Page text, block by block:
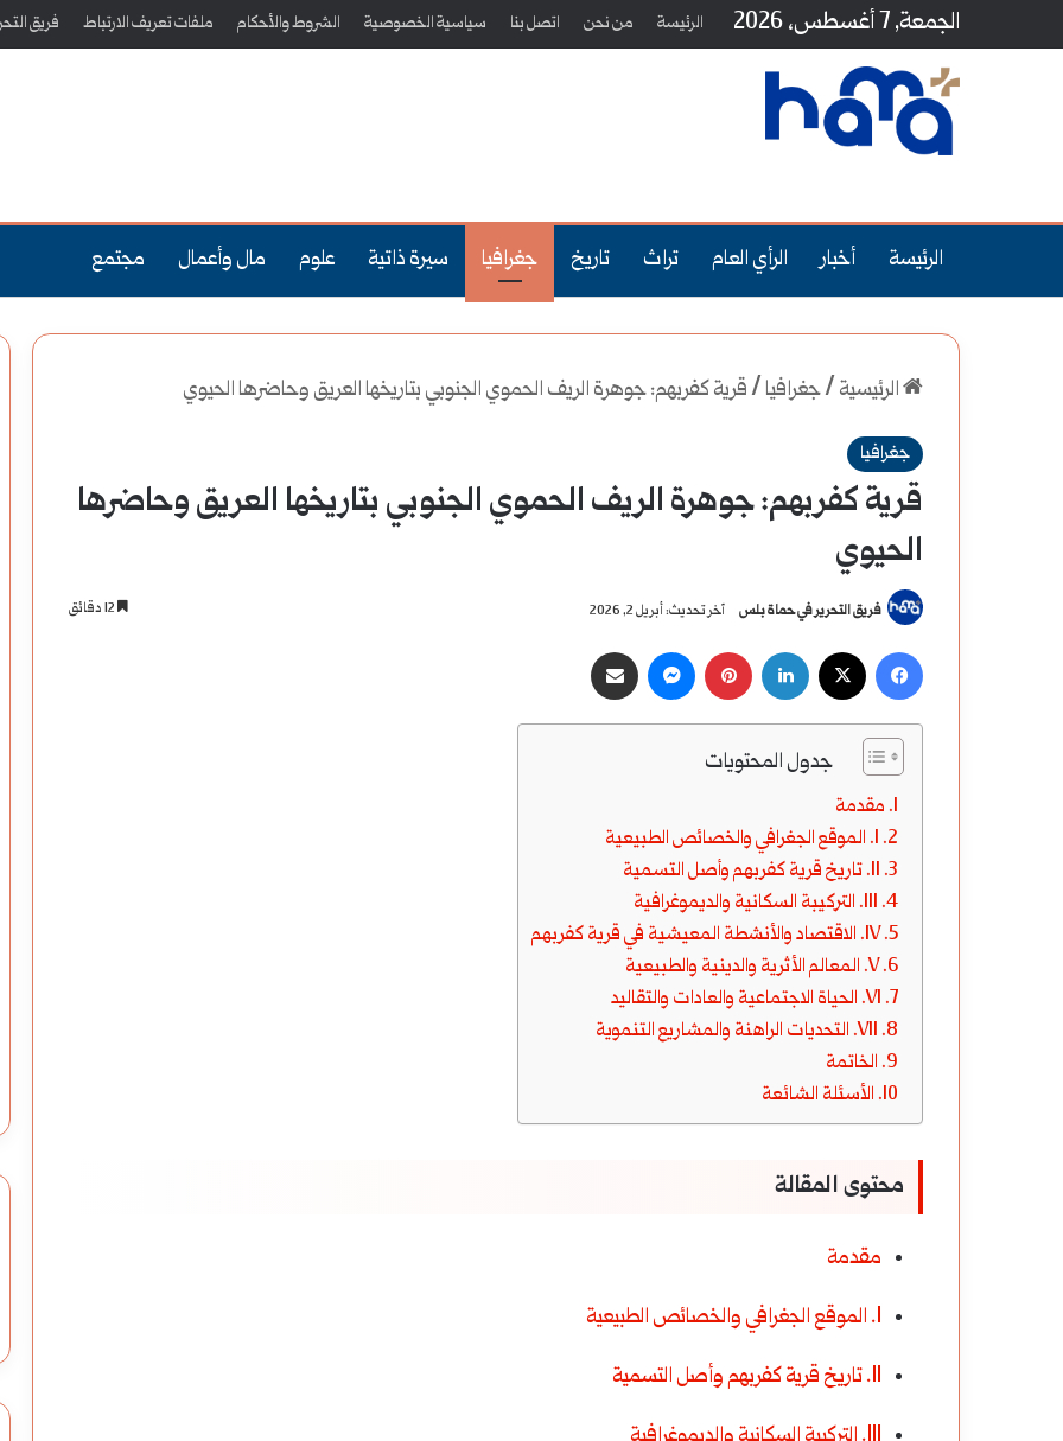
الجمعة, 7 أغسطس، 2026 الرئيسة من نحن اتصل بنا سياسية الخصوصية الشروط والأحكام ملفات تعريف الارتباط فريق
الرئيسة أخبار الرأي العام تراث تاريخ جغرافيا سيرة ذاتية علوم مال وأعمال مجتمع
الرئيسية /جغرافيا /قرية كفربهم: جوهرة الريف الحموي الجنوبي بتاريخها العريق وحاضرها الحيوي
جغرافيا
قرية كفربهم: جوهرة الريف الحموي الجنوبي بتاريخها العريق وحاضرها
الحيوي
فريق التحرير في حماة بلس آخر تحديث: أبريل 2, 2026
فيسبوك لينكدإن بينتيريستماسنجر
جدول المحتويات
مقدمة
I. الموقع الجغرافي والخصائص الطبيعية
II. تاريخ قرية كفربهم وأصل التسمية
III. التركيبة السكانية والديموغرافية
IV. الاقتصاد والأنشطة المعيشية في قرية كفربهم
V. المعالم الأثرية والدينية والطبيعية
VI. الحياة الاجتماعية والعادات والتقاليد
VII. التحديات الراهنة والمشاريع التنموية
الخاتمة
الأسئلة الشائعة
محتوى المقالة
مقدمة
I. الموقع الجغرافي والخصائص الطبيعية
II. تاريخ قرية كفربهم وأصل التسمية